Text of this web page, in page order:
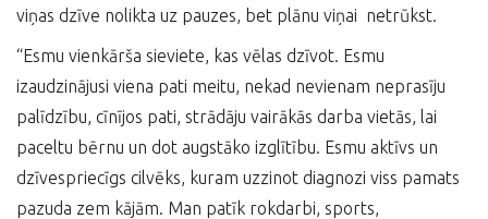
viņas dzīve nolikta uz pauzes, bet plānu viņai netrūkst.
“Esmu vienkārša sieviete, kas vēlas dzīvot. Esmu
izaudzinājusi viena pati meitu, nekad nevienam neprasīju
palīdzību, cīnījos pati, strādāju vairākās darba vietās, lai
paceltu bērnu un dot augstāko izglītību. Esmu aktīvs un
dzīvespriecīgs cilvēks, kuram uzzinot diagnozi viss pamats
pazuda zem kājām. Man patīk rokdarbi, sports,